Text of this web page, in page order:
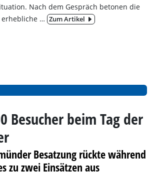
Nach dem Gespräch betonen die
erhebliche … Zum Artikel
Besucher beim Tag der
Besatzung rückte während
zu zwei Einsätzen aus